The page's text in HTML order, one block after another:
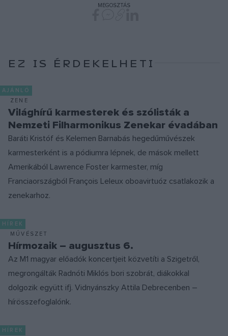
MEGOSZTÁS
EZ IS ÉRDEKELHETI
AJÁNLÓ
ZENE
Világhírű karmesterek és szólisták a
Nemzeti Filharmonikus Zenekar évadában
Baráti Kristóf és Kelemen Barnabás hegedűművészek
karmesterként is a pódiumra lépnek, de mások mellett
Amerikából Lawrence Foster karmester, míg
Franciaországból François Leleux oboavirtuóz csatlakozik a
zenekarhoz.
HÍREK
MŰVÉSZET
Hírmozaik – augusztus 6.
Az M1 magyar előadók koncertjeit közvetíti a Szigetről,
megrongálták Radnóti Miklós bori szobrát, diákokkal
dolgozik együtt ifj. Vidnyánszky Attila Debrecenben –
hírösszefoglalónk.
HÍREK